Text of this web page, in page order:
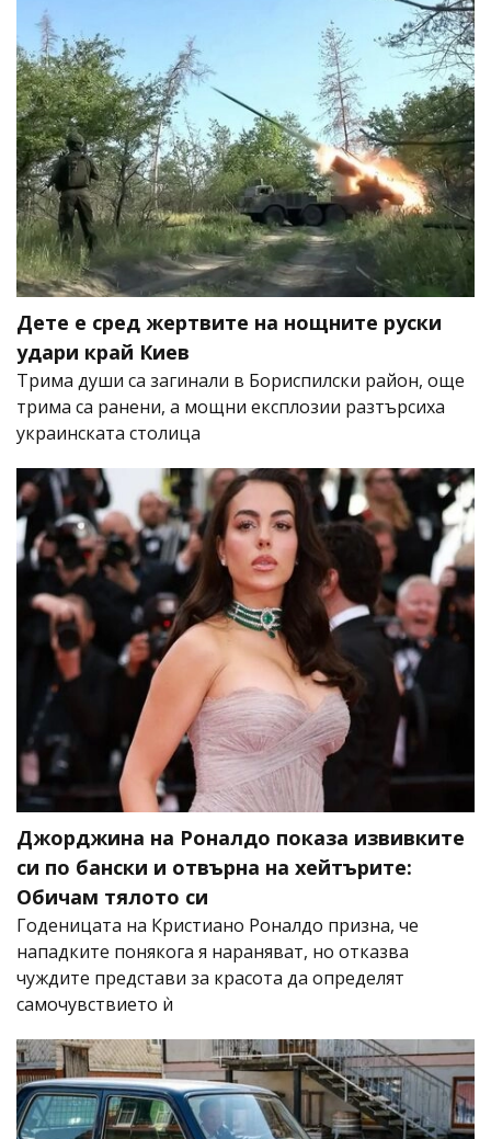
Дете е сред жертвите на нощните руски
удари край Киев
Трима души са загинали в Бориспилски район, още
трима са ранени, а мощни експлозии разтърсиха
украинската столица
Джорджина на Роналдо показа извивките
си по бански и отвърна на хейтърите:
Обичам тялото си
Годеницата на Кристиано Роналдо призна, че
нападките понякога я нараняват, но отказва
чуждите представи за красота да определят
самочувствието ѝ